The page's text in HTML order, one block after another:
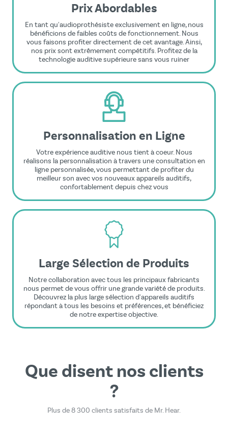
Prix Abordables
En tant qu'audioprothésiste exclusivement en ligne, nous
bénéficions de faibles coûts de fonctionnement. Nous
vous faisons profiter directement de cet avantage. Ainsi,
nos prix sont extrêmement compétitifs. Profitez de la
technologie auditive supérieure sans vous ruiner
Personnalisation en Ligne
Votre expérience auditive nous tient à coeur. Nous
réalisons la personnalisation à travers une consultation en
ligne personnalisée, vous permettant de profiter du
meilleur son avec vos nouveaux appareils auditifs,
confortablement depuis chez vous
Large Sélection de Produits
Notre collaboration avec tous les principaux fabricants
nous permet de vous offrir une grande variété de produits.
Découvrez la plus large sélection d'appareils auditifs
répondant à tous les besoins et préférences, et bénéficiez
de notre expertise objective.
Que disent nos clients
?
Plus de 8 300 clients satisfaits de Mr. Hear.